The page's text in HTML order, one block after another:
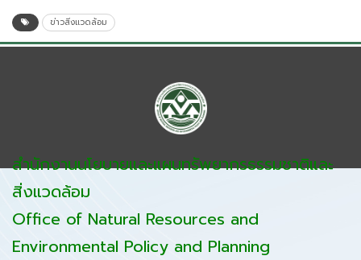
ข่าวสิ่งแวดล้อม
สำนักงานนโยบายและแผนทรัพยากรธรรมชาติและ
สิ่งแวดล้อม
Office of Natural Resources and
Environmental Policy and Planning